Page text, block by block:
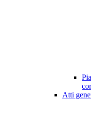
Atti